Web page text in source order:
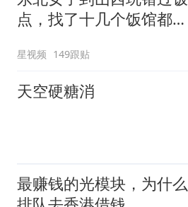
点，找了十几个饭馆都没
星视频 149跟贴
天空硬糖消
最赚钱的光模块，为什么